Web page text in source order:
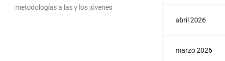
metodologías a las y los jóvenes
abril 2026
marzo 2026